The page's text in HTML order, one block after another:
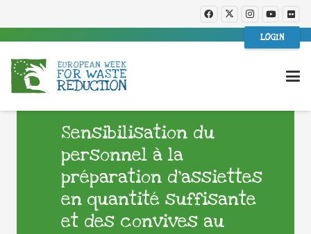
LOGIN
Sensibilisation du
personnel à la
préparation d’assiettes
en quantité suffisante
et des convives au